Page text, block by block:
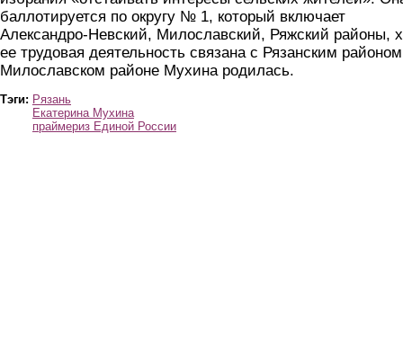
баллотируется по округу № 1, который включает
Александро-Невский, Милославский, Ряжский районы,
ее трудовая деятельность связана с Рязанским
Милославском районе Мухина родилась.
Тэги: Рязань
Екатерина Мухина
праймериз Единой России